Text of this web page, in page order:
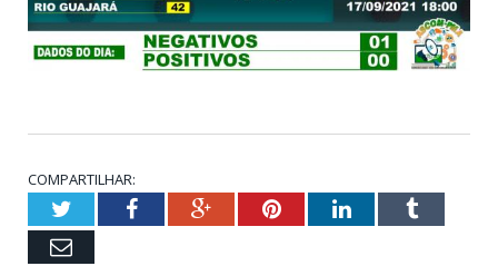
COMPARTILHAR:
TwitterFacebookGoogle+PinterestLinkedInTumblr
Email